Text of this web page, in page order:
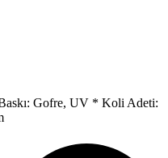
Gofre, UV * Koli Adeti: